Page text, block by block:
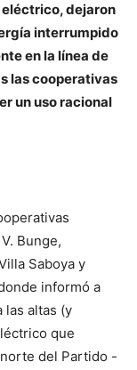
dejaron
interrumpido
en la línea de
las cooperativas
un uso racional
Bunge,
Saboya y
informó a
las altas (y
que
del Partido -